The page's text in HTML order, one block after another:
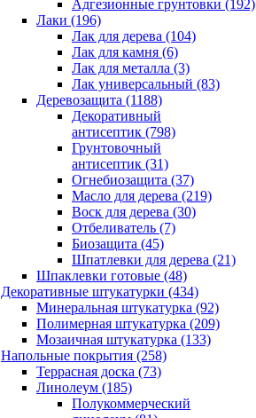
Адгезионные грунтовки (192)
Лаки (196)
Лак для дерева (104)
Лак для камня (6)
Лак для металла (3)
Лак универсальный (83)
Деревозащита (1188)
Декоративный
антисептик (798)
Грунтовочный
антисептик (31)
Огнебиозащита (37)
Масло для дерева (219)
Воск для дерева (30)
Отбеливатель (7)
Биозащита (45)
Шпатлевки для дерева (21)
Шпаклевки готовые (48)
Декоративные штукатурки (434)
Минеральная штукатурка (92)
Полимерная штукатурка (209)
Мозаичная штукатурка (133)
Напольные покрытия (258)
Террасная доска (73)
Линолеум (185)
Полукоммерческий